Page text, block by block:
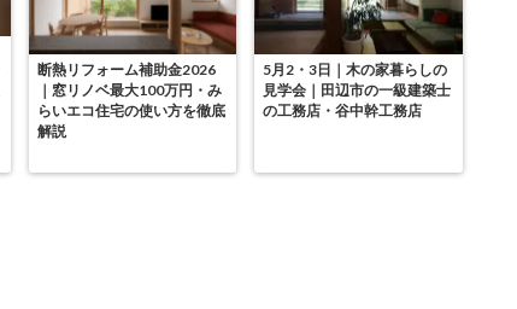
断熱リフォーム補助金2026
｜窓リノベ最大100万円・み
らいエコ住宅の使い方を徹底
解説
5月2・3日｜木の家暮らしの
見学会｜田辺市の一級建築士
の工務店・谷中幹工務店